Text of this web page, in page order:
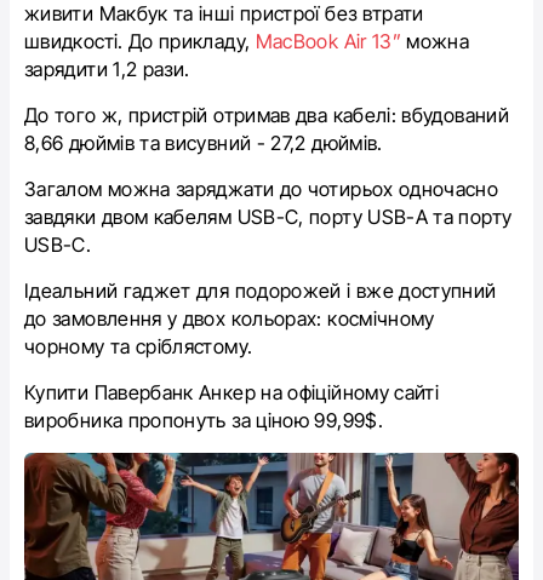
живити Макбук та інші пристрої без втрати
швидкості. До прикладу, MacBook Air 13” можна
зарядити 1,2 рази.
До того ж, пристрій отримав два кабелі: вбудований
8,66 дюймів та висувний - 27,2 дюймів.
Загалом можна заряджати до чотирьох одночасно
завдяки двом кабелям USB-C, порту USB-A та порту
USB-C.
Ідеальний гаджет для подорожей і вже доступний
до замовлення у двох кольорах: космічному
чорному та сріблястому.
Купити Павербанк Анкер на офіційному сайті
виробника пропонуть за ціною 99,99$.